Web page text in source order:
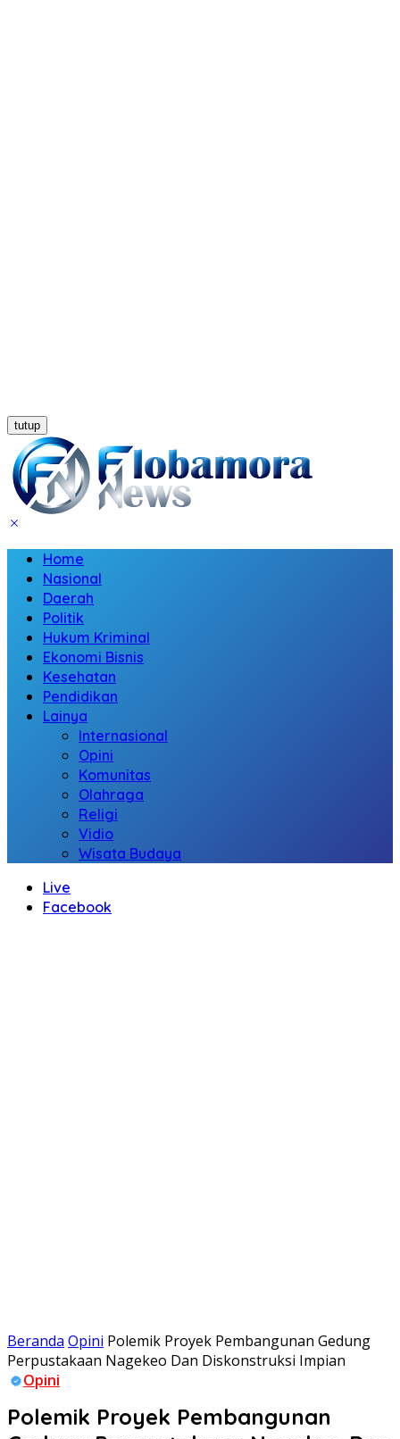
tutup
Home
Nasional
Daerah
Politik
Hukum Kriminal
Ekonomi Bisnis
Kesehatan
Pendidikan
Lainya
Internasional
Opini
Komunitas
Olahraga
Religi
Vidio
Wisata Budaya
Live
Facebook
Beranda Opini Polemik Proyek Pembangunan Gedung
Perpustakaan Nagekeo Dan Diskonstruksi Impian
Opini
Polemik Proyek Pembangunan